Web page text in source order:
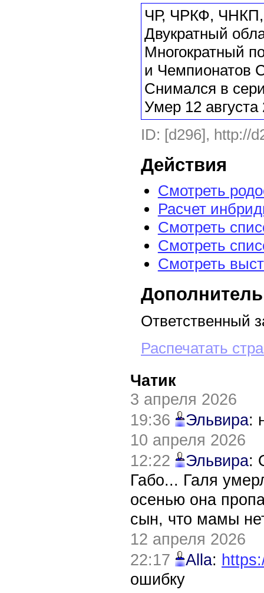
ЧР, ЧРКФ, ЧНКП,
Двукратный
Многократный
и Чемпионатов
Снимался в
Умер 12 августа
ID: [d296], http://
Действия
Смотреть
Расчет
Смотреть
Смотреть
Смотреть
Ответственный
Распечатать
Чатик
3 апреля 2026
19:36
Эльвира:
10 апреля 2026
12:22
Эльвира:
Габо... Галя
осенью она
сын, что мамы
12 апреля 2026
22:17
Alla:
ошибку